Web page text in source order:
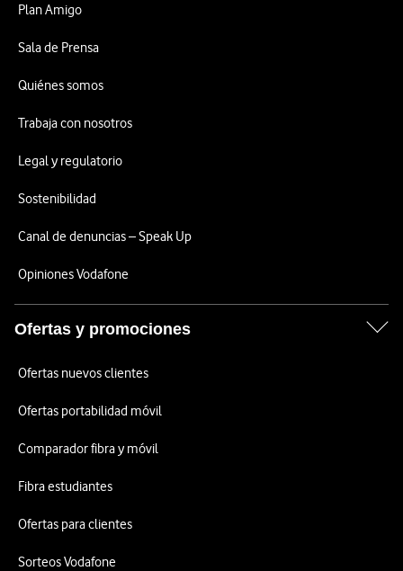
Plan Amigo
Sala de Prensa
Quiénes somos
Trabaja con nosotros
Legal y regulatorio
Sostenibilidad
Canal de denuncias – Speak Up
Opiniones Vodafone
Ofertas y promociones
Ofertas nuevos clientes
Ofertas portabilidad móvil
Comparador fibra y móvil
Fibra estudiantes
Ofertas para clientes
Sorteos Vodafone